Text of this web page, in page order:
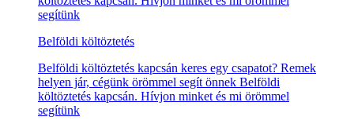
segítünk
Belföldi költöztetés
Belföldi költöztetés kapcsán keres egy csapatot? Remek
helyen jár, cégünk örömmel segít önnek Belföldi
költöztetés kapcsán. Hívjon minket és mi örömmel
segítünk